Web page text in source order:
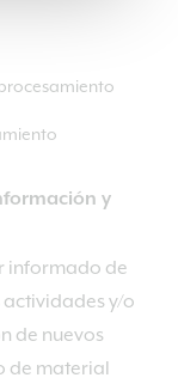
y
informado de
y/o
de nuevos
de material